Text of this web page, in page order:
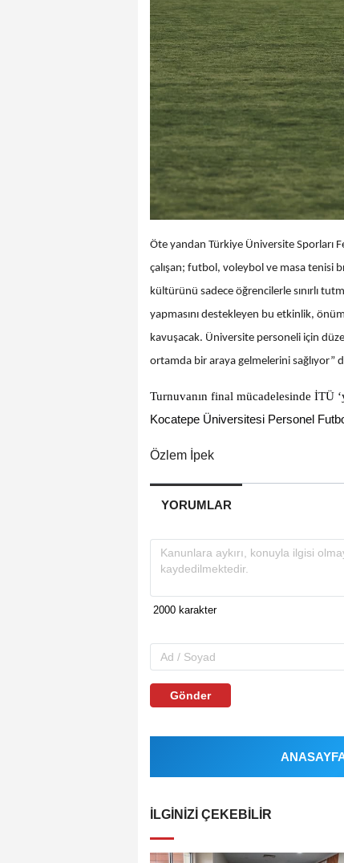
Öte yandan Türkiye Üniversite Sporları
çalışan; futbol, voleybol ve masa tenisi
kültürünü sadece öğrencilerle sınırlı
yapmasını destekleyen bu etkinlik,
kavuşacak. Üniversite personeli için
ortamda bir araya gelmelerini sağlıyor”
Turnuvanın final mücadelesinde İTÜ
Kocatepe Üniversitesi Personel
Özlem İpek
YORUMLAR
Gönder
İLGINIZI ÇEKEBILIR